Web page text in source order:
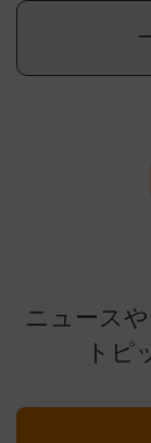
ニュース
トピ